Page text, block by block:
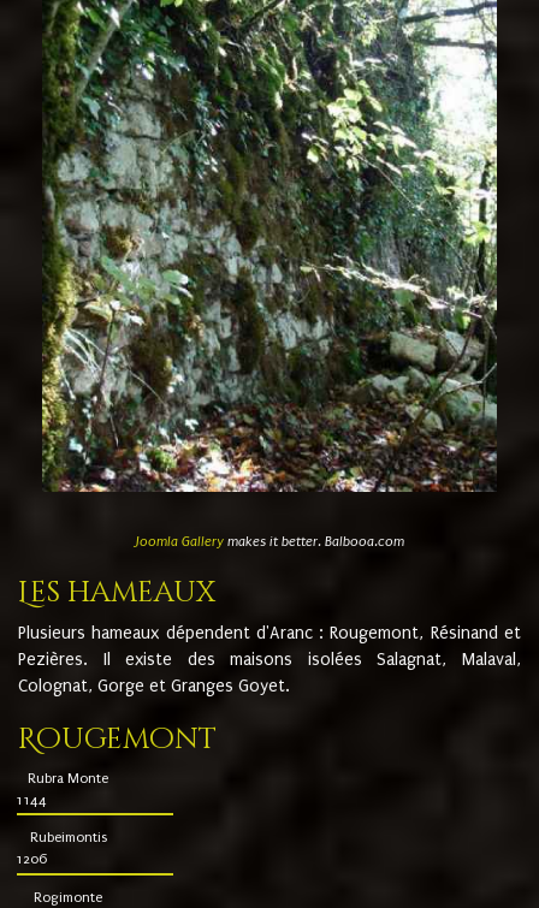
Joomla Gallerymakes it better. Balbooa.com
Les hameaux
Plusieurs hameaux dépendent d'Aranc : Rougemont, Résinand et
Pezières. Il existe des maisons isolées Salagnat, Malaval,
Colognat, Gorge et Granges Goyet.
Rougemont
Rubra Monte
1144
Rubeimontis
1206
Rogimonte